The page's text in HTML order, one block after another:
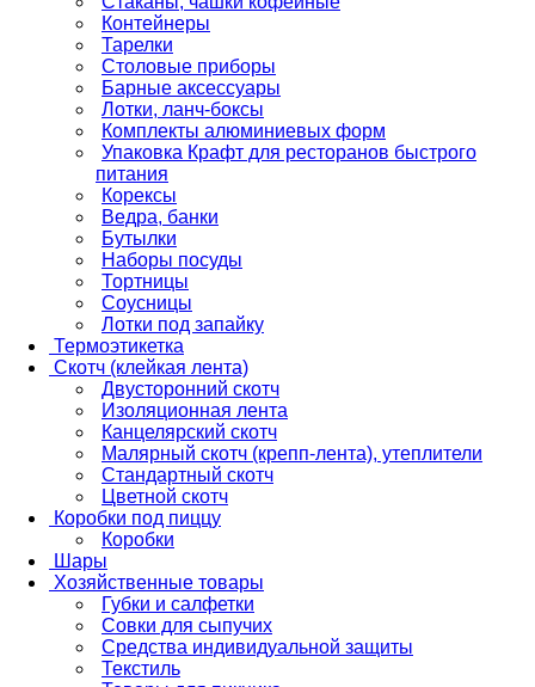
Контейнеры
Тарелки
Столовые приборы
Барные аксессуары
Лотки, ланч-боксы
Комплекты алюминиевых форм
Упаковка Крафт для ресторанов быстрого
питания
Корексы
Ведра, банки
Бутылки
Наборы посуды
Тортницы
Соусницы
Лотки под запайку
Термоэтикетка
Скотч (клейкая лента)
Двусторонний скотч
Изоляционная лента
Канцелярский скотч
Малярный скотч (крепп-лента), утеплители
Стандартный скотч
Цветной скотч
Коробки под пиццу
Коробки
Шары
Хозяйственные товары
Губки и салфетки
Совки для сыпучих
Средства индивидуальной защиты
Текстиль